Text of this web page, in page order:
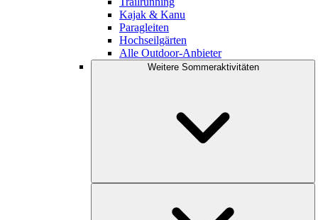
Kajak & Kanu
Paragleiten
Hochseilgärten
Alle Outdoor-Anbieter
Weitere Sommeraktivitäten